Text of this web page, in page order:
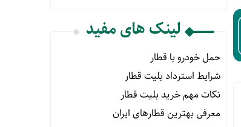
لینک های مفید
حمل خودرو با قطار
شرایط استرداد بلیت قطار
نکات مهم خرید بلیت قطار
معرفی بهترین قطارهای ایران